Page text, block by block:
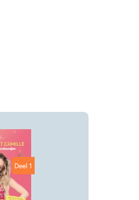
Deel 1